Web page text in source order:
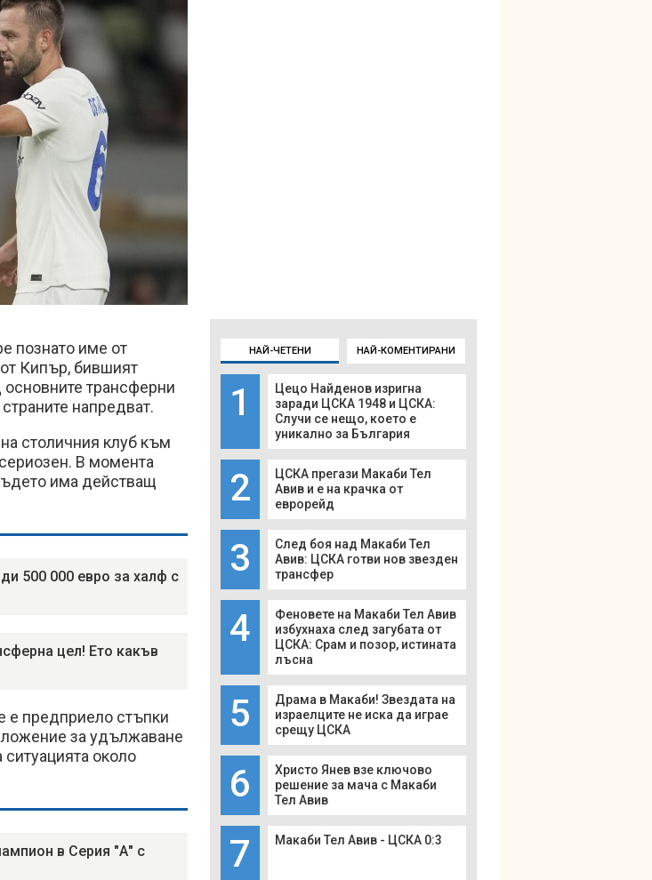
познато име от
Кипър, бившият
трансферни
напредват.
столичния клуб към
В момента
има действащ
500 000 евро за халф с
цел! Ето какъв
е предприело стъпки
за удължаване
около
в Серия "А" с
НАЙ-ЧЕТЕНИ НАЙ-КОМЕНТИРАНИ
1
Цецо Найденов изригна
заради ЦСКА 1948 и ЦСКА:
Случи се нещо, което е
уникално за България
2
ЦСКА прегази Макаби Тел
Авив и е на крачка от
еврорейд
3
След боя над Макаби Тел
Авив: ЦСКА готви нов звезден
трансфер
4
Феновете на Макаби Тел Авив
избухнаха след загубата от
ЦСКА: Срам и позор, истината
лъсна
5
Драма в Макаби! Звездата на
израелците не иска да играе
срещу ЦСКА
6
Христо Янев взе ключово
решение за мача с Макаби
Тел Авив
7 Макаби Тел Авив - ЦСКА 0:3